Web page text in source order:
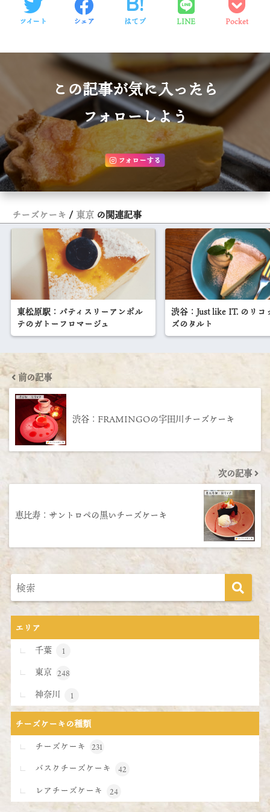
ツイート シェア はてブ LINE Pocket
この記事が気に入ったら
フォローしよう
フォローする
チーズケーキ 東京 の関連記事
東松原駅：パティスリーアンポル
テのガトーフロマージュ
渋谷：Just like IT. のリコ
ズのタルト
前の記事
渋谷：FRAMINGOの宇田川チーズケーキ
次の記事
恵比寿：サントロペの黒いチーズケーキ
エリア
千葉
1
東京 248
神奈川 1
チーズケーキの種類
チーズケーキ
231
バスクチーズケーキ 42
レアチーズケーキ 24